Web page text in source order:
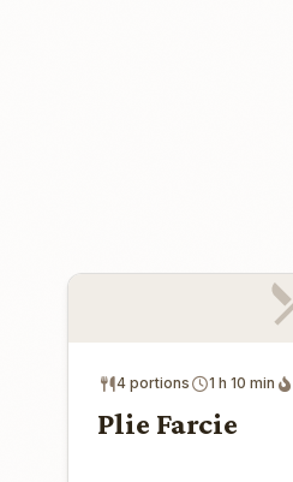
4 portions 1 h 10 min
Plie Farcie